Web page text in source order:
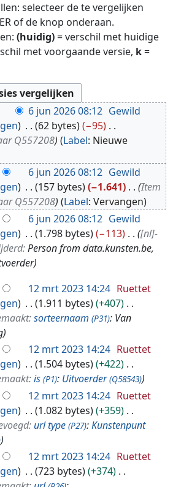
selecteer de te vergelijken
of de knop onderaan.
(huidig)= verschil met huidige
met voorgaande versie, k=
6 jun 2026 08:12 Gewild
62 bytes
−95
Q557208
Label: Nieuwe
6 jun 2026 08:12 Gewild
157 bytes −1.641
Item
Q557208
Label:Vervangen
6 jun 2026 08:12 Gewild
1.798 bytes −113
[nl]-
Person from data.kunsten.be,
12 mrt 2023 14:24 Ruettet
1.911 bytes
+407
sorteernaam (P31): Van
12 mrt 2023 14:24 Ruettet
1.504 bytes
+422
is (P1): Uitvoerder (Q58543)
12 mrt 2023 14:24 Ruettet
1.082 bytes
+359
url type (P27):Kunstenpunt
12 mrt 2023 14:24 Ruettet
723 bytes
+374